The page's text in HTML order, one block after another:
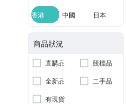
香港 中國 日本
商品狀況
直購品
競標品
全新品
二手品
有現貨